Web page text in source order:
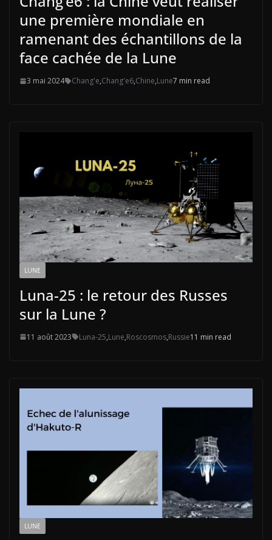
une première mondiale en
ramenant des échantillons de la
face cachée de la Lune
3 mai 2024 Chang'e,Chang'e6,Chine,Lune7 min read
LUNE
Luna-25 : le retour des Russes
sur la Lune ?
11 août 2023 Luna-25,Lune,Roscosmos,Russie11 min read
LUNE